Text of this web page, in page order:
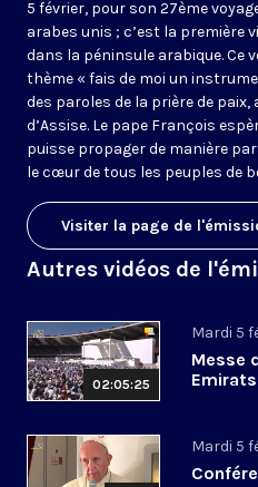
5 février, pour son 27ème
arabes unis ; c’est la première
dans la péninsule arabique. Ce
thème « fais de moi un
des paroles de la prière de
d’Assise. Le pape François
puisse propager de manière
le cœur de tous les peuples de
Visiter la page de
Autres vidéos de
02:05:25
Mardi 5
Messe
Mardi 5